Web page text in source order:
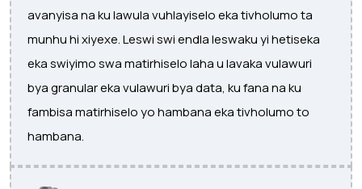
avanyisa na ku lawula vuhlayiselo eka tivholumo ta
munhu hi xiyexe. Leswi swi endla leswaku yi hetiseka
eka swiyimo swa matirhiselo laha u lavaka vulawuri
bya granular eka vulawuri bya data, ku fana na ku
fambisa matirhiselo yo hambana eka tivholumo to
hambana.